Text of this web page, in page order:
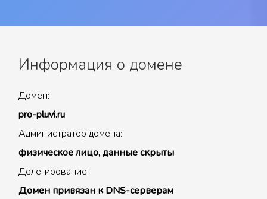
Информация о домене
Домен:
pro-pluvi.ru
Администратор домена:
физическое лицо, данные скрыты
Делегирование:
Домен привязан к DNS-серверам